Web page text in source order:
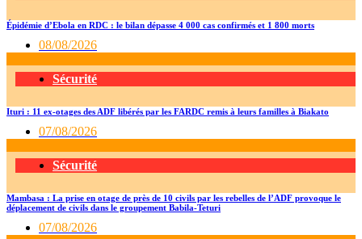
Épidémie d’Ebola en RDC : le bilan dépasse 4 000 cas confirmés et 1 800 morts
08/08/2026
Sécurité
Ituri : 11 ex-otages des ADF libérés par les FARDC remis à leurs familles à Biakato
07/08/2026
Sécurité
Mambasa : La prise en otage de près de 10 civils par les rebelles de l’ADF provoque le
déplacement de civils dans le groupement Babila-Teturi
07/08/2026